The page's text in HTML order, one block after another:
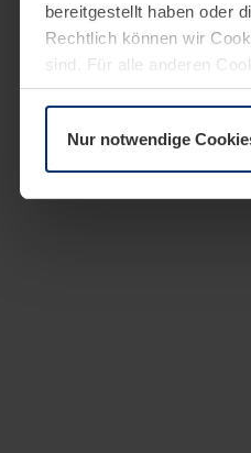
bereitgestellt haben oder
Rechtlich können wir
sind. Für alle anderen
Erläuterung auf der Seite
Nur notwendige